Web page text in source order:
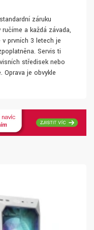
záruku
a každá závada,
prvních 3 letech je
Servis ti
středisek nebo
Oprava je obvykle